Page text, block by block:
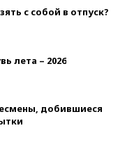
с собой в отпуск?
лета – 2026
добившиеся